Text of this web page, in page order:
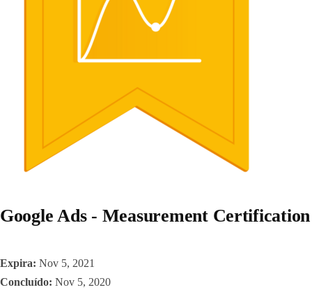
Google Ads - Measurement Certification
Expira: Nov 5, 2021
Concluído: Nov 5, 2020